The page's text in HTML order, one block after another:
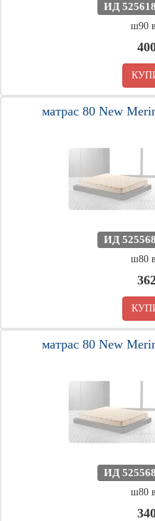
ИД
ш90
матрас 80 New
ИД
ш80
матрас 80 New
ИД
ш80